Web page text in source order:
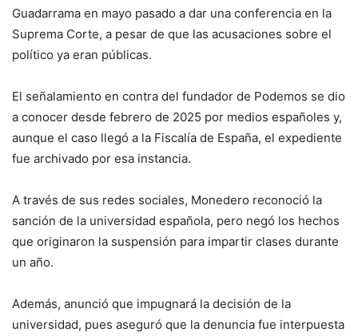
Guadarrama en mayo pasado a dar una conferencia en la
Suprema Corte, a pesar de que las acusaciones sobre el
político ya eran públicas.
El señalamiento en contra del fundador de Podemos se dio
a conocer desde febrero de 2025 por medios españoles y,
aunque el caso llegó a la Fiscalía de España, el expediente
fue archivado por esa instancia.
A través de sus redes sociales, Monedero reconoció la
sanción de la universidad española, pero negó los hechos
que originaron la suspensión para impartir clases durante
un año.
Además, anunció que impugnará la decisión de la
universidad, pues aseguró que la denuncia fue interpuesta